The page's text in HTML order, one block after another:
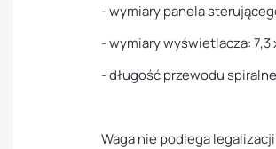
- wymiary panela
- wymiary wyświetlacza: 7,3
- długość przewodu
Waga nie podlega